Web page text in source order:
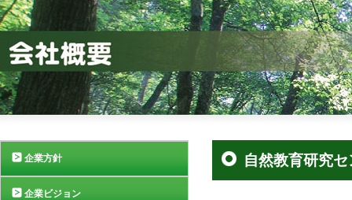
自然教育研究
企業方針
企業ビジョン